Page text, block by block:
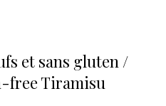
et sans gluten /
free Tiramisu